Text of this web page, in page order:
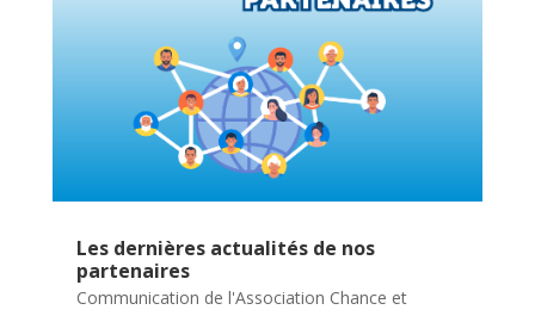
Les dernières actualités de nos
partenaires
Communication de l'Association Chance et